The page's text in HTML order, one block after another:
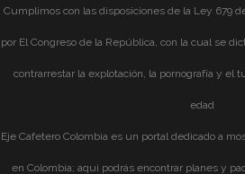
Cumplimos con las disposiciones de la Ley 679
por El Congreso de la República, con la cual se
contrarrestar la explotación, la pornografía y el
edad
Eje Cafetero Colombia es un portal dedicado a
en Colombia; aqui podrás encontrar planes y